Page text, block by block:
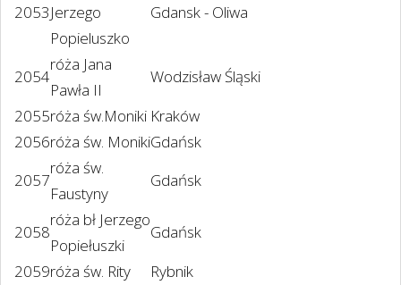
2053Jerzego
Popieluszko
Gdansk - Oliwa
2054
róża Jana
Pawła II
Wodzisław Śląski
2055róża św.Moniki Kraków
2056róża św. MonikiGdańsk
2057
róża św.
Faustyny
Gdańsk
2058
róża bł Jerzego
Popiełuszki
Gdańsk
2059róża św. Rity
Rybnik